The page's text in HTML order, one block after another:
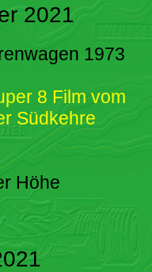
2021
1973
8 Film vom
Südkehre
Höhe